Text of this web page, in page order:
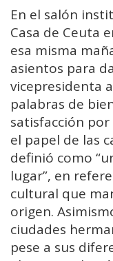
En el salón
Casa de Ceuta
esa misma
asientos para
vicepresidenta
palabras de
satisfacción
el papel de las
definió como
lugar”, en
cultural que
origen.
ciudades
pese a sus